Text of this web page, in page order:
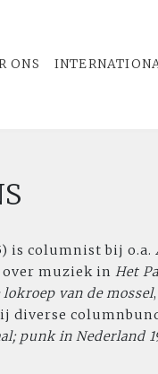
ONS
is columnist bij o.a.
muziek in Het
lokroep van de mossel,
diverse
punk in Nederland